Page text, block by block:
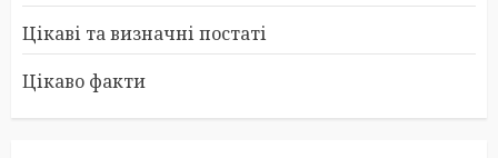
Цікаві та визначні постаті
Цікаво факти